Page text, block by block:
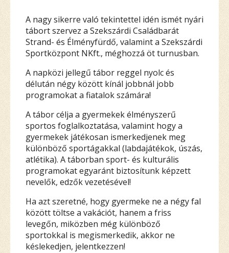
A nagy sikerre való tekintettel idén ismét nyári
tábort szervez a Szekszárdi Családbarát
Strand- és Élményfürdő, valamint a Szekszárdi
Sportközpont NKft., méghozzá öt turnusban.
A napközi jellegű tábor reggel nyolc és
délután négy között kínál jobbnál jobb
programokat a fiatalok számára!
A tábor célja a gyermekek élményszerű
sportos foglalkoztatása, valamint hogy a
gyermekek játékosan ismerkedjenek meg
különböző sportágakkal (labdajátékok, úszás,
atlétika). A táborban sport- és kulturális
programokat egyaránt biztosítunk képzett
nevelők, edzők vezetésével!
Ha azt szeretné, hogy gyermeke ne a négy fal
között töltse a vakációt, hanem a friss
levegőn, miközben még különböző
sportokkal is megismerkedik, akkor ne
késlekedjen, jelentkezzen!